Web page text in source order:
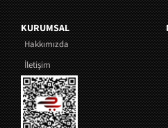
KURUMSAL
Hakkımızda
İletişim